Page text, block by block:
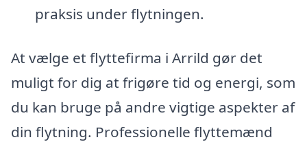
praksis under flytningen.
At vælge et flyttefirma i Arrild gør det
muligt for dig at frigøre tid og energi, som
du kan bruge på andre vigtige aspekter af
din flytning. Professionelle flyttemænd